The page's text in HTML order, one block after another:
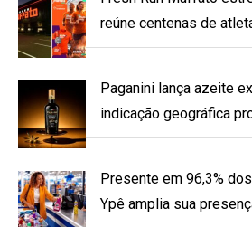
reúne centenas de
Paganini lança azeite
indicação geográfica
Presente em 96,3%
Ypê amplia sua